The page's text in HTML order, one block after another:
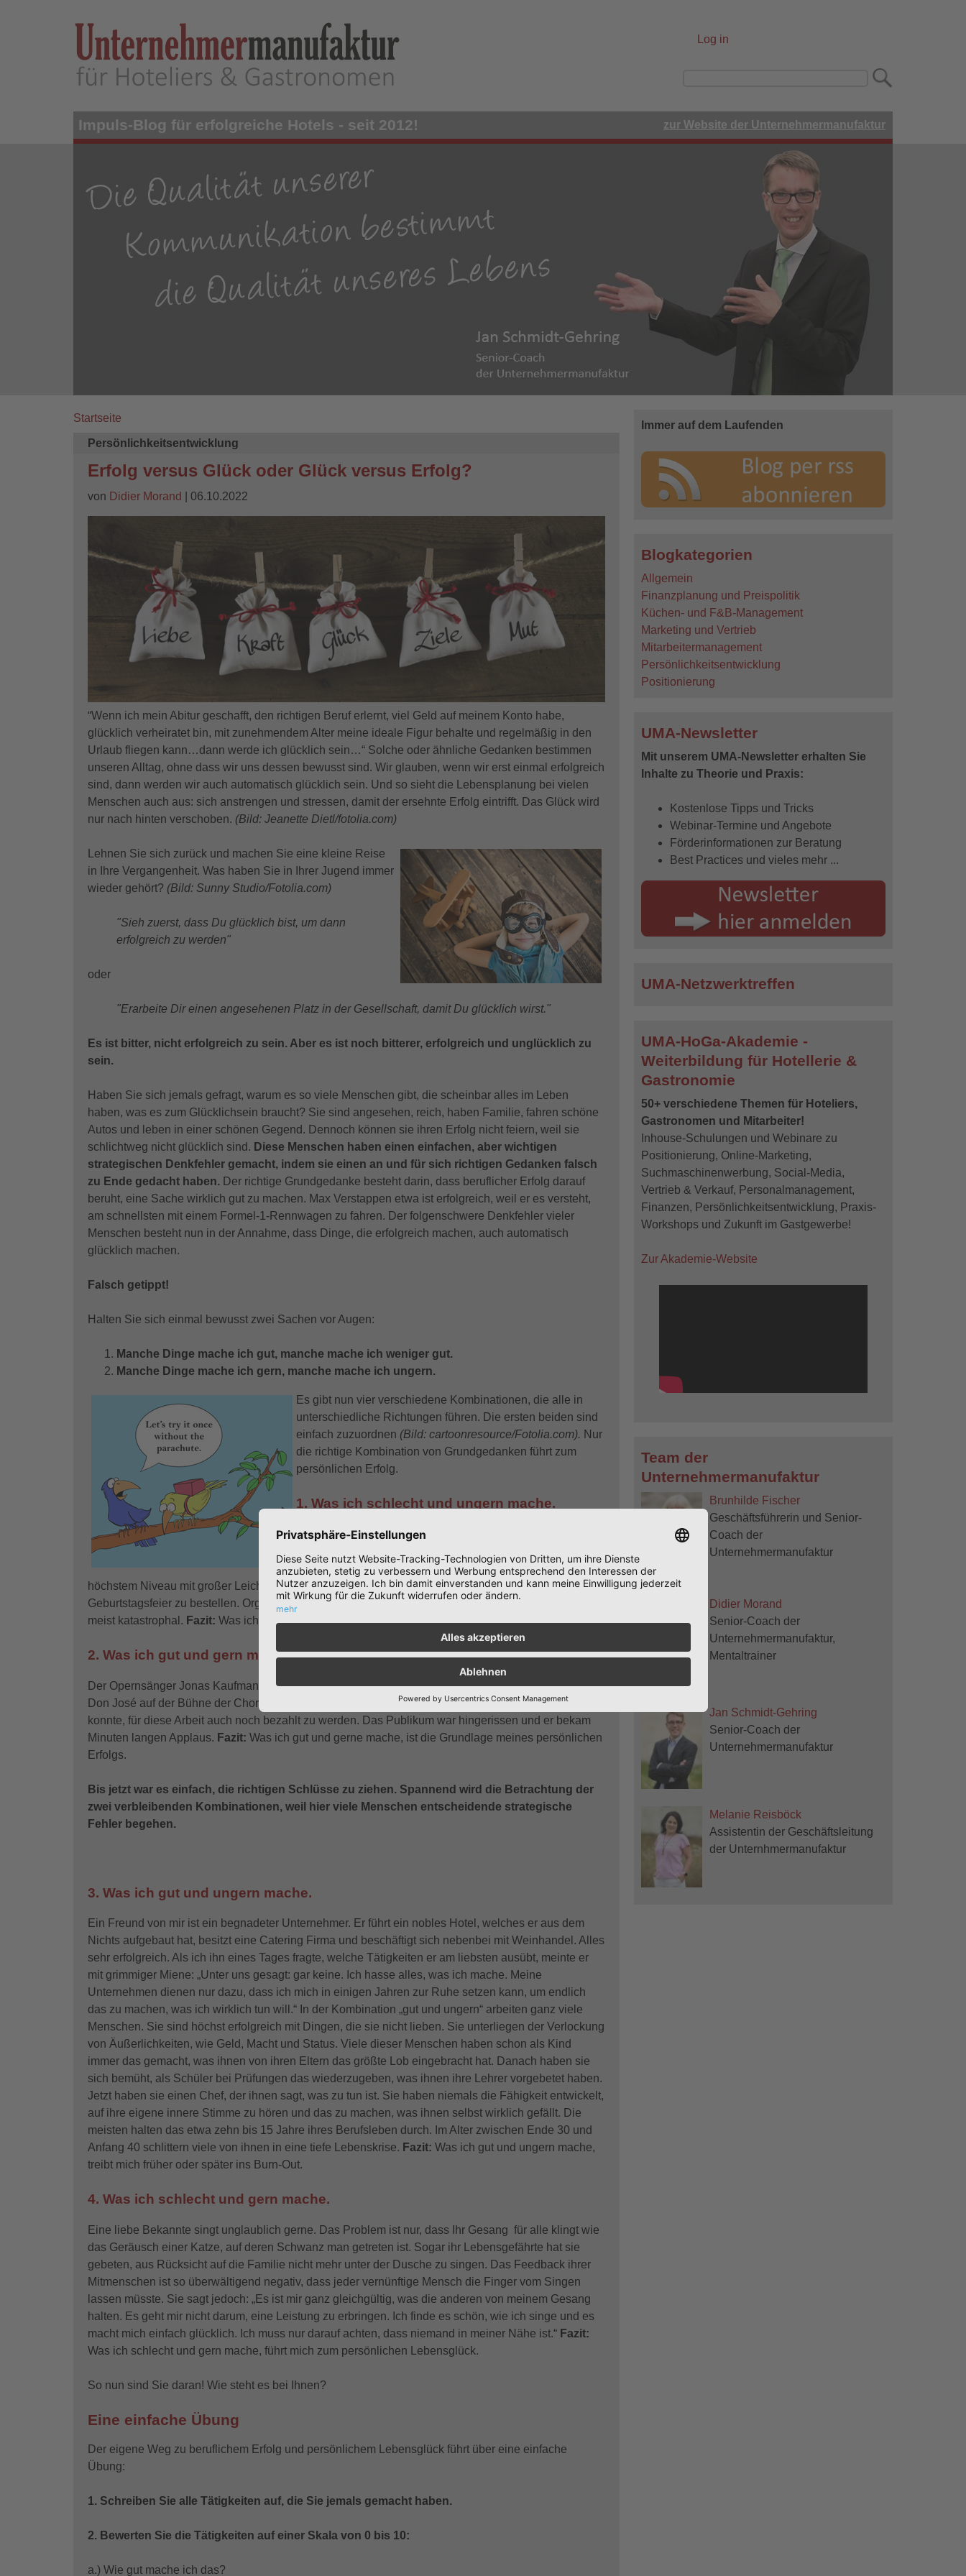
User
Log in
Impuls-Blog für erfolgreiche Hotels - seit 2012! zur Website der Unternehmermanufaktur
Startseite
Persönlichkeitsentwicklung
Erfolg versus Glück oder Glück versus Erfolg?
von Didier Morand | 06.10.2022
“Wenn ich mein Abitur geschafft, den richtigen Beruf erlernt, viel Geld auf meinem Konto habe,
glücklich verheiratet bin, mit zunehmendem Alter meine ideale Figur behalte und regelmäßig in den
Urlaub fliegen kann…dann werde ich glücklich sein…“ Solche oder ähnliche Gedanken bestimmen
unseren Alltag, ohne dass wir uns dessen bewusst sind. Wir glauben, wenn wir erst einmal erfolgreich
sind, dann werden wir auch automatisch glücklich sein. Und so sieht die Lebensplanung bei vielen
Menschen auch aus: sich anstrengen und stressen, damit der ersehnte Erfolg eintrifft. Das Glück wird
nur nach hinten verschoben. (Bild: Jeanette Dietl/fotolia.com)
Lehnen Sie sich zurück und machen Sie eine kleine Reise
in Ihre Vergangenheit. Was haben Sie in Ihrer Jugend immer
wieder gehört? (Bild: Sunny Studio/Fotolia.com)
"Sieh zuerst, dass Du glücklich bist, um dann
erfolgreich zu werden"
oder
"Erarbeite Dir einen angesehenen Platz in der Gesellschaft, damit Du glücklich wirst."
Es ist bitter, nicht erfolgreich zu sein. Aber es ist noch bitterer, erfolgreich und unglücklich zu
sein.
Haben Sie sich jemals gefragt, warum es so viele Menschen gibt, die scheinbar alles im Leben
haben, was es zum Glücklichsein braucht? Sie sind angesehen, reich, haben Familie, fahren schöne
Autos und leben in einer schönen Gegend. Dennoch können sie ihren Erfolg nicht feiern, weil sie
schlichtweg nicht glücklich sind. Diese Menschen haben einen einfachen, aber wichtigen
strategischen Denkfehler gemacht, indem sie einen an und für sich richtigen Gedanken falsch
zu Ende gedacht haben. Der richtige Grundgedanke besteht darin, dass beruflicher Erfolg darauf
beruht, eine Sache wirklich gut zu machen. Max Verstappen etwa ist erfolgreich, weil er es versteht,
am schnellsten mit einem Formel-1-Rennwagen zu fahren. Der folgenschwere Denkfehler vieler
Menschen besteht nun in der Annahme, dass Dinge, die erfolgreich machen, auch automatisch
glücklich machen.
Falsch getippt!
Halten Sie sich einmal bewusst zwei Sachen vor Augen:
Manche Dinge mache ich gut, manche mache ich weniger gut.
Manche Dinge mache ich gern, manche mache ich ungern.
Es gibt nun vier verschiedene Kombinationen, die alle in
unterschiedliche Richtungen führen. Die ersten beiden sind
einfach zuzuordnen (Bild: cartoonresource/Fotolia.com). Nur
die richtige Kombination von Grundgedanken führt zum
persönlichen Erfolg.
1. Was ich schlecht und ungern mache.
Eine ganz liebe Freundin organisiert sehr schlecht und
organisiert Veranstaltungen für über 3.000 Personen auf
höchstem Niveau mit großer Leichtigkeit. Die erste hingegen vergisst sogar, eine Torte für ihre eigene
Geburtstagsfeier zu bestellen. Organisieren macht ihr einfach keine Freude und das Ergebnis ist
meist katastrophal. Fazit: Was ich schlecht und ungern mache, führt auf direktem Weg zu Frustration.
2. Was ich gut und gern mache.
Der Opernsänger Jonas Kaufmann bekannte in einem Interview, dass ihm sein diesjähriger Auftritt als
Don José auf der Bühne der Chorégies d´Orange so viel Spaß gemacht hätte, dass er es nicht fassen
konnte, für diese Arbeit auch noch bezahlt zu werden. Das Publikum war hingerissen und er bekam
Minuten langen Applaus. Fazit: Was ich gut und gerne mache, ist die Grundlage meines persönlichen
Erfolgs.
Bis jetzt war es einfach, die richtigen Schlüsse zu ziehen. Spannend wird die Betrachtung der
zwei verbleibenden Kombinationen, weil hier viele Menschen entscheidende strategische
Fehler begehen.
3. Was ich gut und ungern mache.
Ein Freund von mir ist ein begnadeter Unternehmer. Er führt ein nobles Hotel, welches er aus dem
Nichts aufgebaut hat, besitzt eine Catering Firma und beschäftigt sich nebenbei mit Weinhandel. Alles
sehr erfolgreich. Als ich ihn eines Tages fragte, welche Tätigkeiten er am liebsten ausübt, meinte er
mit grimmiger Miene: „Unter uns gesagt: gar keine. Ich hasse alles, was ich mache. Meine
Unternehmen dienen nur dazu, dass ich mich in einigen Jahren zur Ruhe setzen kann, um endlich
das zu machen, was ich wirklich tun will.“ In der Kombination „gut und ungern“ arbeiten ganz viele
Menschen. Sie sind höchst erfolgreich mit Dingen, die sie nicht lieben. Sie unterliegen der Verlockung
von Äußerlichkeiten, wie Geld, Macht und Status. Viele dieser Menschen haben schon als Kind
immer das gemacht, was ihnen von ihren Eltern das größte Lob eingebracht hat. Danach haben sie
sich bemüht, als Schüler bei Prüfungen das wiederzugeben, was ihnen ihre Lehrer vorgebetet haben.
Jetzt haben sie einen Chef, der ihnen sagt, was zu tun ist. Sie haben niemals die Fähigkeit entwickelt,
auf ihre eigene innere Stimme zu hören und das zu machen, was ihnen selbst wirklich gefällt. Die
meisten halten das etwa zehn bis 15 Jahre ihres Berufsleben durch. Im Alter zwischen Ende 30 und
Anfang 40 schlittern viele von ihnen in eine tiefe Lebenskrise. Fazit: Was ich gut und ungern mache,
treibt mich früher oder später ins Burn-Out.
4. Was ich schlecht und gern mache.
Eine liebe Bekannte singt unglaublich gerne. Das Problem ist nur, dass Ihr Gesang für alle klingt wie
das Geräusch einer Katze, auf deren Schwanz man getreten ist. Sogar ihr Lebensgefährte hat sie
gebeten, aus Rücksicht auf die Familie nicht mehr unter der Dusche zu singen. Das Feedback ihrer
Mitmenschen ist so überwältigend negativ, dass jeder vernünftige Mensch die Finger vom Singen
lassen müsste. Sie sagt jedoch: „Es ist mir ganz gleichgültig, was die anderen von meinem Gesang
halten. Es geht mir nicht darum, eine Leistung zu erbringen. Ich finde es schön, wie ich singe und es
macht mich einfach glücklich. Ich muss nur darauf achten, dass niemand in meiner Nähe ist.“ Fazit:
Was ich schlecht und gern mache, führt mich zum persönlichen Lebensglück.
So nun sind Sie daran! Wie steht es bei Ihnen?
Eine einfache Übung
Der eigene Weg zu beruflichem Erfolg und persönlichem Lebensglück führt über eine einfache
Übung:
1. Schreiben Sie alle Tätigkeiten auf, die Sie jemals gemacht haben.
2. Bewerten Sie die Tätigkeiten auf einer Skala von 0 bis 10:
a.) Wie gut mache ich das?
Immer auf dem Laufenden
Blogkategorien
Allgemein
Finanzplanung und Preispolitik
Küchen- und F&B-Management
Marketing und Vertrieb
Mitarbeitermanagement
Persönlichkeitsentwicklung
Positionierung
UMA-Newsletter
Mit unserem UMA-Newsletter erhalten Sie
Inhalte zu Theorie und Praxis:
Kostenlose Tipps und Tricks
Webinar-Termine und Angebote
Förderinformationen zur Beratung
Best Practices und vieles mehr ...
UMA-Netzwerktreffen
UMA-HoGa-Akademie -
Weiterbildung für Hotellerie &
Gastronomie
50+ verschiedene Themen für Hoteliers,
Gastronomen und Mitarbeiter!
Inhouse-Schulungen und Webinare zu
Positionierung, Online-Marketing,
Suchmaschinenwerbung, Social-Media,
Vertrieb & Verkauf, Personalmanagement,
Finanzen, Persönlichkeitsentwicklung, Praxis-
Workshops und Zukunft im Gastgewerbe!
Zur Akademie-Website
Team der
Unternehmermanufaktur
Brunhilde Fischer
Geschäftsführerin und Senior-
Coach der
Unternehmermanufaktur
Didier Morand
Senior-Coach der
Unternehmermanufaktur,
Mentaltrainer
Jan Schmidt-Gehring
Senior-Coach der
Unternehmermanufaktur
Melanie Reisböck
Assistentin der Geschäftsleitung
der Unternhmermanufaktur